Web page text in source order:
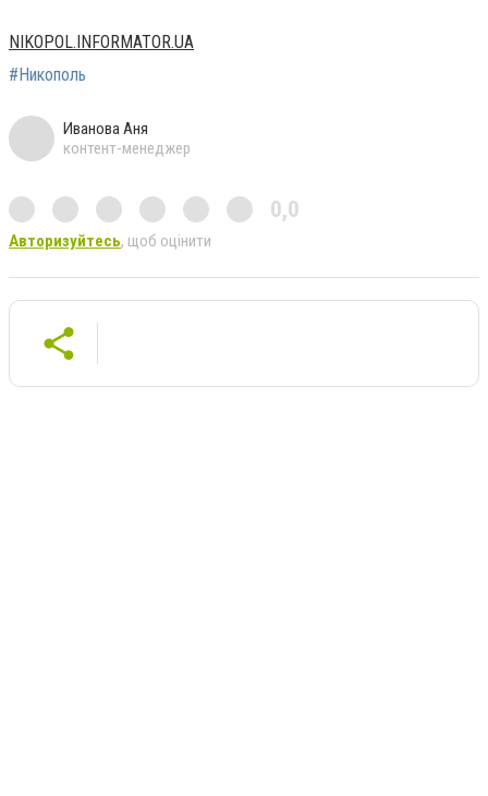
NIKOPOL.INFORMATOR.UA
#Никополь
Иванова Аня
контент-менеджер
0,0
Авторизуйтесь, щоб оцінити